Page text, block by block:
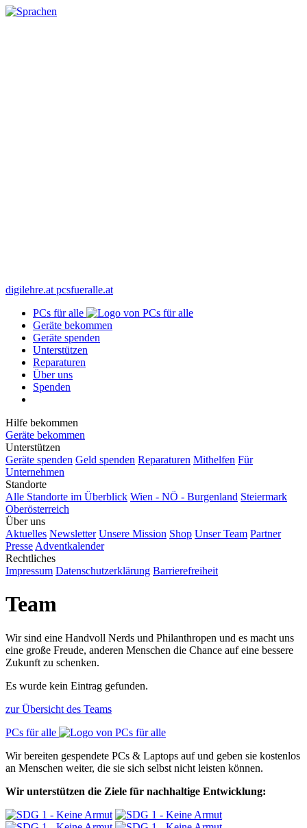
digilehre.at pcsfueralle.at
PCs für alle
Geräte bekommen
Geräte spenden
Unterstützen
Reparaturen
Über uns
Spenden
Hilfe bekommen
Geräte bekommen
Unterstützen
Geräte spenden Geld spenden Reparaturen Mithelfen Für
Unternehmen
Standorte
Alle Standorte im Überblick Wien - NÖ - Burgenland Steiermark
Oberösterreich
Über uns
Aktuelles Newsletter Unsere Mission Shop Unser Team Partner
Presse Adventkalender
Rechtliches
Impressum Datenschutzerklärung Barrierefreiheit
Team
Wir sind eine Handvoll Nerds und Philanthropen und es macht uns
eine große Freude, anderen Menschen die Chance auf eine bessere
Zukunft zu schenken.
Es wurde kein Eintrag gefunden.
zur Übersicht des Teams
PCs für alle
Wir bereiten gespendete PCs & Laptops auf und geben sie kostenlos
an Menschen weiter, die sie sich selbst nicht leisten können.
Wir unterstützen die Ziele für nachhaltige Entwicklung: